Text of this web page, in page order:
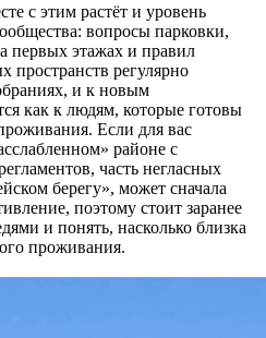
с этим растёт и уровень
вопросы парковки,
первых этажах и правил
пространств регулярно
и к новым
как к людям, которые готовы
Если для вас
районе с
часть негласных
берегу», может сначала
поэтому стоит заранее
и понять, насколько близка
проживания.